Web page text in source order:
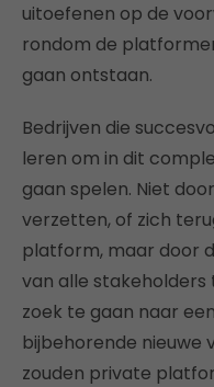
uitoefenen op de
rondom de
gaan ontstaan.
Bedrijven die
leren om in dit
gaan spelen. Niet
verzetten, of zich
platform, maar door
van alle stakeholders
zoek te gaan naar
bijbehorende nieuwe
zouden private